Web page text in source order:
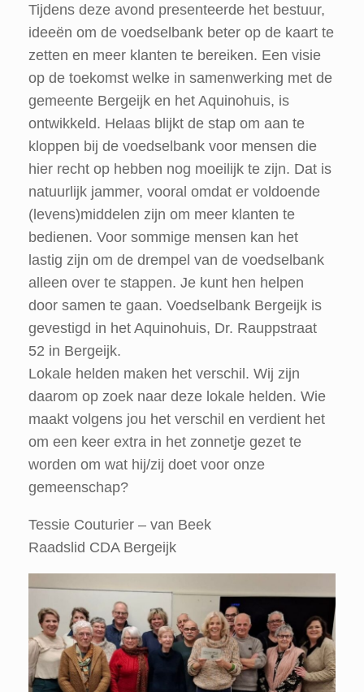
Tijdens deze avond presenteerde het bestuur,
ideeën om de voedselbank beter op de kaart te
zetten en meer klanten te bereiken. Een visie
op de toekomst welke in samenwerking met de
gemeente Bergeijk en het Aquinohuis, is
ontwikkeld. Helaas blijkt de stap om aan te
kloppen bij de voedselbank voor mensen die
hier recht op hebben nog moeilijk te zijn. Dat is
natuurlijk jammer, vooral omdat er voldoende
(levens)middelen zijn om meer klanten te
bedienen. Voor sommige mensen kan het
lastig zijn om de drempel van de voedselbank
alleen over te stappen. Je kunt hen helpen
door samen te gaan. Voedselbank Bergeijk is
gevestigd in het Aquinohuis, Dr. Rauppstraat
52 in Bergeijk.
Lokale helden maken het verschil. Wij zijn
daarom op zoek naar deze lokale helden. Wie
maakt volgens jou het verschil en verdient het
om een keer extra in het zonnetje gezet te
worden om wat hij/zij doet voor onze
gemeenschap?
Tessie Couturier – van Beek
Raadslid CDA Bergeijk